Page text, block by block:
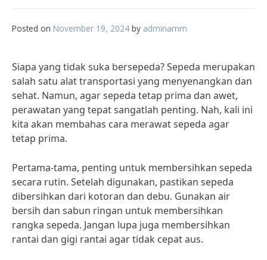
Posted on November 19, 2024 by adminamm
Siapa yang tidak suka bersepeda? Sepeda merupakan
salah satu alat transportasi yang menyenangkan dan
sehat. Namun, agar sepeda tetap prima dan awet,
perawatan yang tepat sangatlah penting. Nah, kali ini
kita akan membahas cara merawat sepeda agar
tetap prima.
Pertama-tama, penting untuk membersihkan sepeda
secara rutin. Setelah digunakan, pastikan sepeda
dibersihkan dari kotoran dan debu. Gunakan air
bersih dan sabun ringan untuk membersihkan
rangka sepeda. Jangan lupa juga membersihkan
rantai dan gigi rantai agar tidak cepat aus.